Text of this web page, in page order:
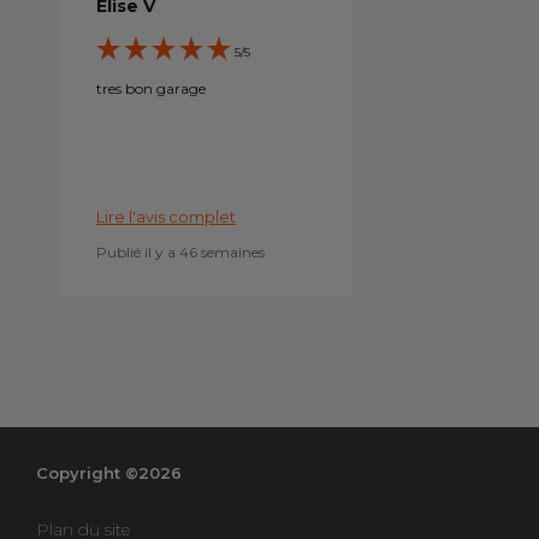
Elise V
5/5
tres bon garage
Lire l'avis complet
Publié il y a 46 semaines
Copyright ©2026
Plan du site